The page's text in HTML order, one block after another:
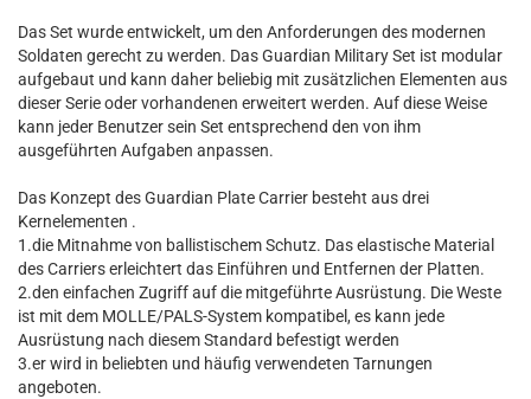
Das Set wurde entwickelt, um den Anforderungen des modernen
Soldaten gerecht zu werden. Das Guardian Military Set ist modular
aufgebaut und kann daher beliebig mit zusätzlichen Elementen aus
dieser Serie oder vorhandenen erweitert werden. Auf diese Weise
kann jeder Benutzer sein Set entsprechend den von ihm
ausgeführten Aufgaben anpassen.
Das Konzept des Guardian Plate Carrier besteht aus drei
Kernelementen .
1.die Mitnahme von ballistischem Schutz. Das elastische Material
des Carriers erleichtert das Einführen und Entfernen der Platten.
2.den einfachen Zugriff auf die mitgeführte Ausrüstung. Die Weste
ist mit dem MOLLE/PALS-System kompatibel, es kann jede
Ausrüstung nach diesem Standard befestigt werden
3.er wird in beliebten und häufig verwendeten Tarnungen
angeboten.